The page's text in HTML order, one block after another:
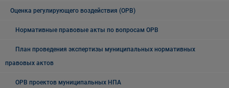
Оценка регулирующего воздействия (ОРВ)
Нормативные правовые акты по вопросам ОРВ
План проведения экспертизы муниципальных нормативных
правовых актов
ОРВ проектов муниципальных НПА